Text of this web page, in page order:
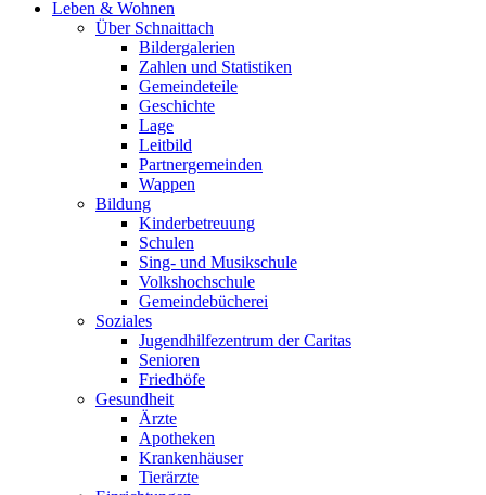
Leben & Wohnen
Über Schnaittach
Bildergalerien
Zahlen und Statistiken
Gemeindeteile
Geschichte
Lage
Leitbild
Partnergemeinden
Wappen
Bildung
Kinderbetreuung
Schulen
Sing- und Musikschule
Volkshochschule
Gemeindebücherei
Soziales
Jugendhilfezentrum der Caritas
Senioren
Friedhöfe
Gesundheit
Ärzte
Apotheken
Krankenhäuser
Tierärzte